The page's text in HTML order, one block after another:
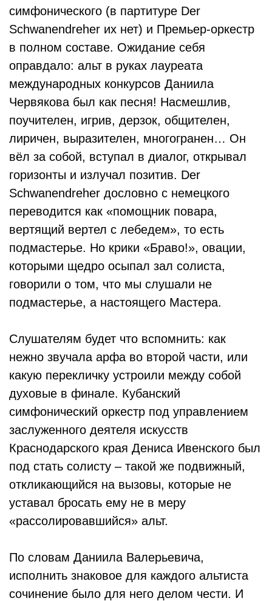
симфонического (в партитуре Der
Schwanendreher их нет) и Премьер-оркестр
в полном составе. Ожидание себя
оправдало: альт в руках лауреата
международных конкурсов Даниила
Червякова был как песня! Насмешлив,
поучителен, игрив, дерзок, общителен,
лиричен, выразителен, многогранен… Он
вёл за собой, вступал в диалог, открывал
горизонты и излучал позитив. Der
Schwanendreher дословно с немецкого
переводится как «помощник повара,
вертящий вертел с лебедем», то есть
подмастерье. Но крики «Браво!», овации,
которыми щедро осыпал зал солиста,
говорили о том, что мы слушали не
подмастерье, а настоящего Мастера.
Слушателям будет что вспомнить: как
нежно звучала арфа во второй части, или
какую перекличку устроили между собой
духовые в финале. Кубанский
симфонический оркестр под управлением
заслуженного деятеля искусств
Краснодарского края Дениса Ивенского был
под стать солисту – такой же подвижный,
откликающийся на вызовы, которые не
уставал бросать ему не в меру
«рассолировавшийся» альт.
По словам Даниила Валерьевича,
исполнить знаковое для каждого альтиста
сочинение было для него делом чести. И